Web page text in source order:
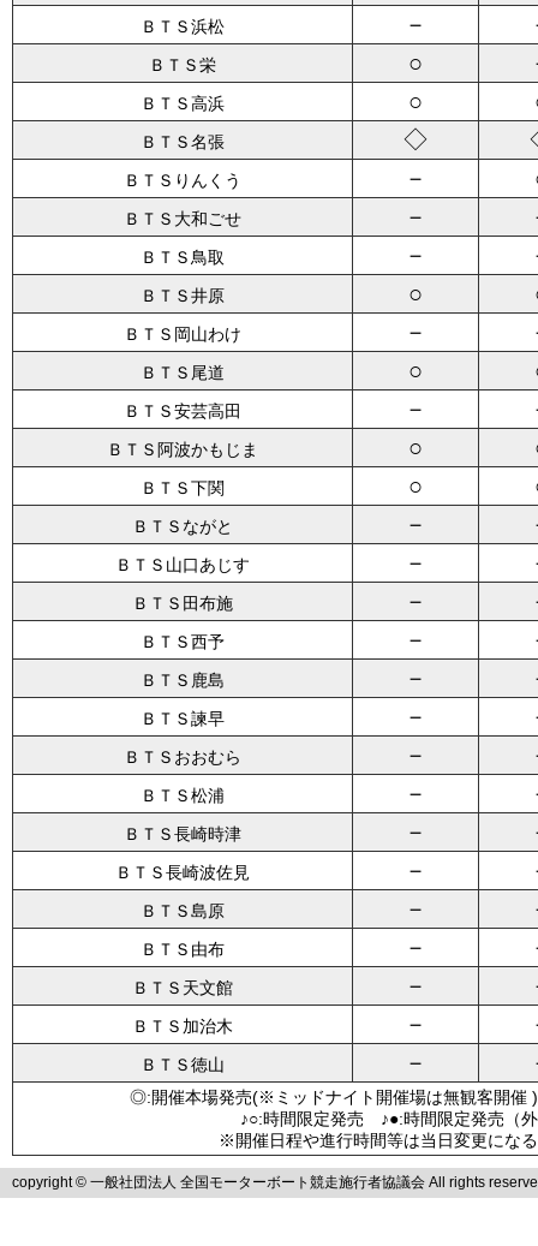
ＢＴＳ浜松 －
ＢＴＳ栄 ○
ＢＴＳ高浜 ○
ＢＴＳ名張 ◇
ＢＴＳりんくう －
ＢＴＳ大和ごせ －
ＢＴＳ鳥取 －
ＢＴＳ井原 ○
ＢＴＳ岡山わけ －
ＢＴＳ尾道 ○
ＢＴＳ安芸高田 －
ＢＴＳ阿波かもじま ○
ＢＴＳ下関 ○
ＢＴＳながと －
ＢＴＳ山口あじす －
ＢＴＳ田布施 －
ＢＴＳ西予 －
ＢＴＳ鹿島 －
ＢＴＳ諫早 －
ＢＴＳおおむら －
ＢＴＳ松浦 －
ＢＴＳ長崎時津 －
ＢＴＳ長崎波佐見 －
ＢＴＳ島原 －
ＢＴＳ由布 －
ＢＴＳ天文館 －
ＢＴＳ加治木 －
ＢＴＳ徳山 －
◎:開催本場発売(※ミッドナイト開催場は無観客
♪○:時間限定発売 ♪●:時間限定発売
※開催日程や進行時間等は当日変更にな
copyright © 一般社団法人 全国モーターボート競走施行者協議会 All rights